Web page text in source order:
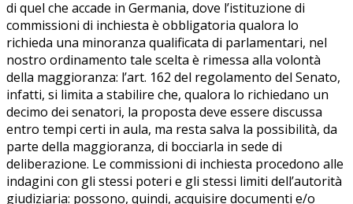
di quel che accade in Germania, dove l’istituzione di
commissioni di inchiesta è obbligatoria qualora lo
richieda una minoranza qualificata di parlamentari, nel
nostro ordinamento tale scelta è rimessa alla volontà
della maggioranza: l’art. 162 del regolamento del Senato,
infatti, si limita a stabilire che, qualora lo richiedano un
decimo dei senatori, la proposta deve essere discussa
entro tempi certi in aula, ma resta salva la possibilità, da
parte della maggioranza, di bocciarla in sede di
deliberazione. Le commissioni di inchiesta procedono alle
indagini con gli stessi poteri e gli stessi limiti dell’autorità
giudiziaria: possono, quindi, acquisire documenti e/o